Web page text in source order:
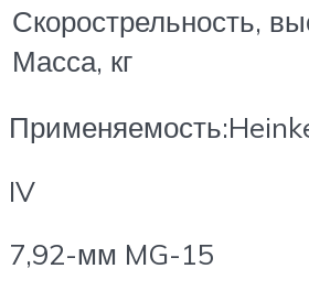
Скорострельность,
Масса, кг
IV
7,92-мм MG-15